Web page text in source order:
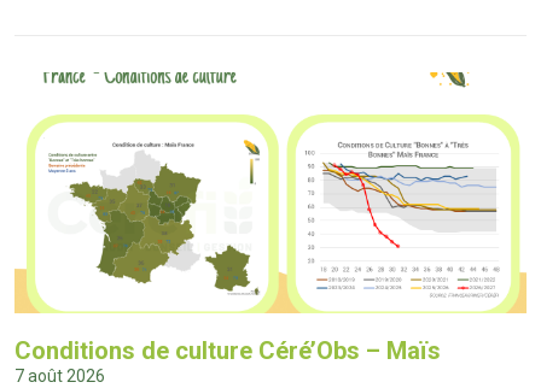
Conditions de culture Céré’Obs – Maïs
7 août 2026